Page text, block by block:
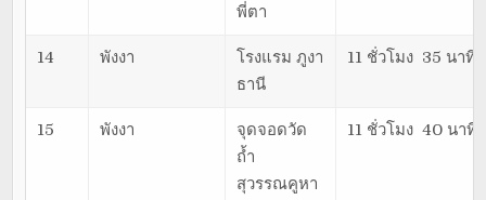
พี่ตา
14 พังงา
โรงแรม ภูงา
ธานี
11 ชั่วโมง 35 นาที
15 พังงา
จุดจอดวัด
ถ้ำ
สุวรรณคูหา
11 ชั่วโมง 40 นาที